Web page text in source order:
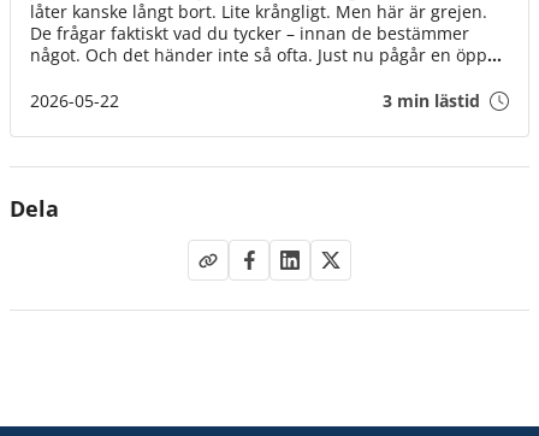
låter kanske långt bort. Lite krångligt. Men här är grejen.
De frågar faktiskt vad du tycker – innan de bestämmer
något. Och det händer inte så ofta. Just nu pågår en öppen
organisationer, utan helt vanliga människor. Som du. Det
din.
2026-05-22 3 min lästid
Dela